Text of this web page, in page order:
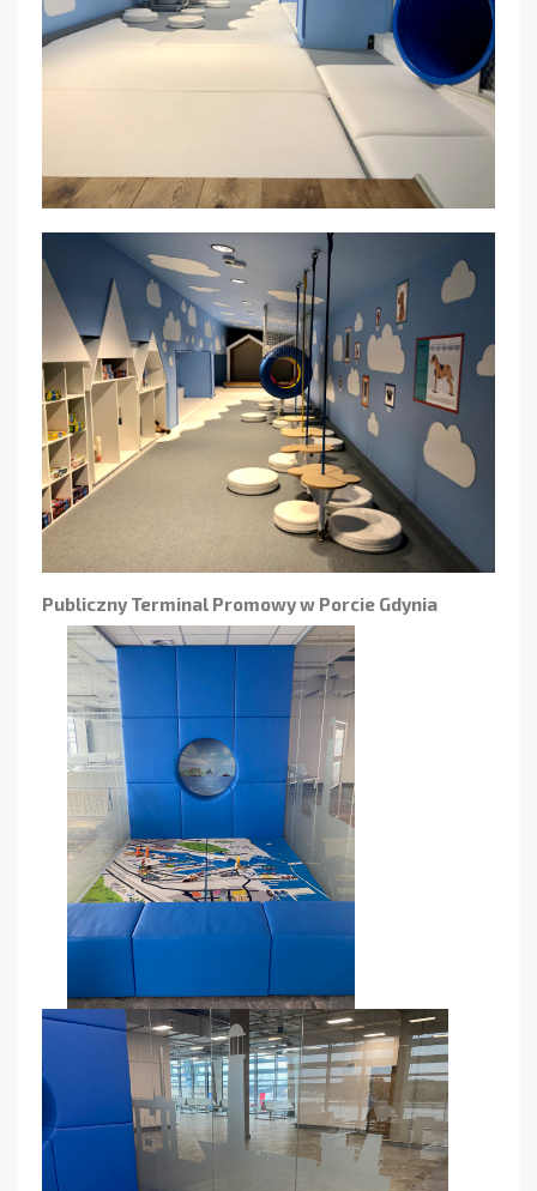
Publiczny Terminal Promowy w Porcie Gdynia